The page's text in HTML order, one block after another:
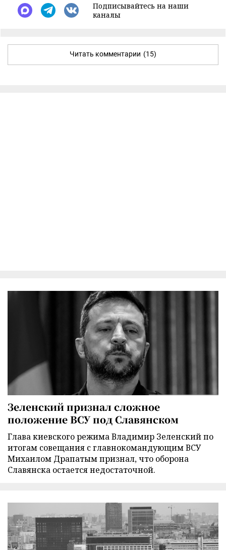
Подписывайтесь на наши
каналы
Читать комментарии (15)
Зеленский признал сложное
положение ВСУ под Славянском
Глава киевского режима Владимир Зеленский по
итогам совещания с главнокомандующим ВСУ
Михаилом Драпатым признал, что оборона
Славянска остается недостаточной.